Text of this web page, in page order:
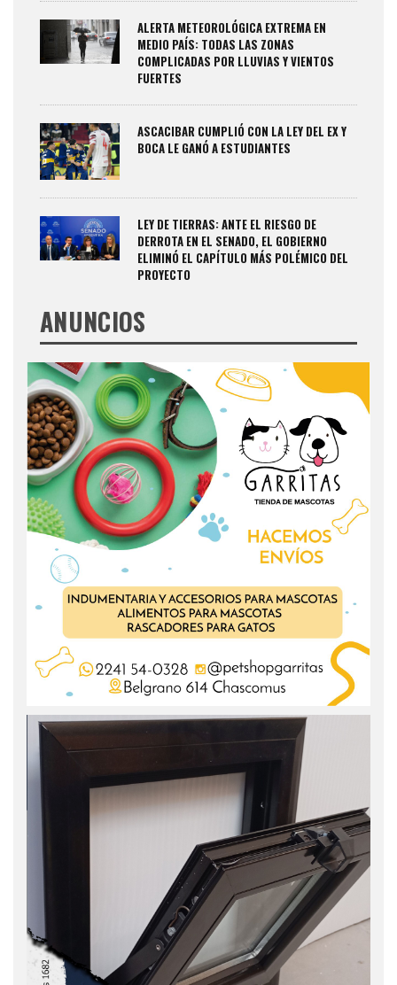
ALERTA METEOROLÓGICA EXTREMA EN
MEDIO PAÍS: TODAS LAS ZONAS
COMPLICADAS POR LLUVIAS Y VIENTOS
FUERTES
ASCACIBAR CUMPLIÓ CON LA LEY DEL EX Y
BOCA LE GANÓ A ESTUDIANTES
LEY DE TIERRAS: ANTE EL RIESGO DE
DERROTA EN EL SENADO, EL GOBIERNO
ELIMINÓ EL CAPÍTULO MÁS POLÉMICO DEL
PROYECTO
ANUNCIOS